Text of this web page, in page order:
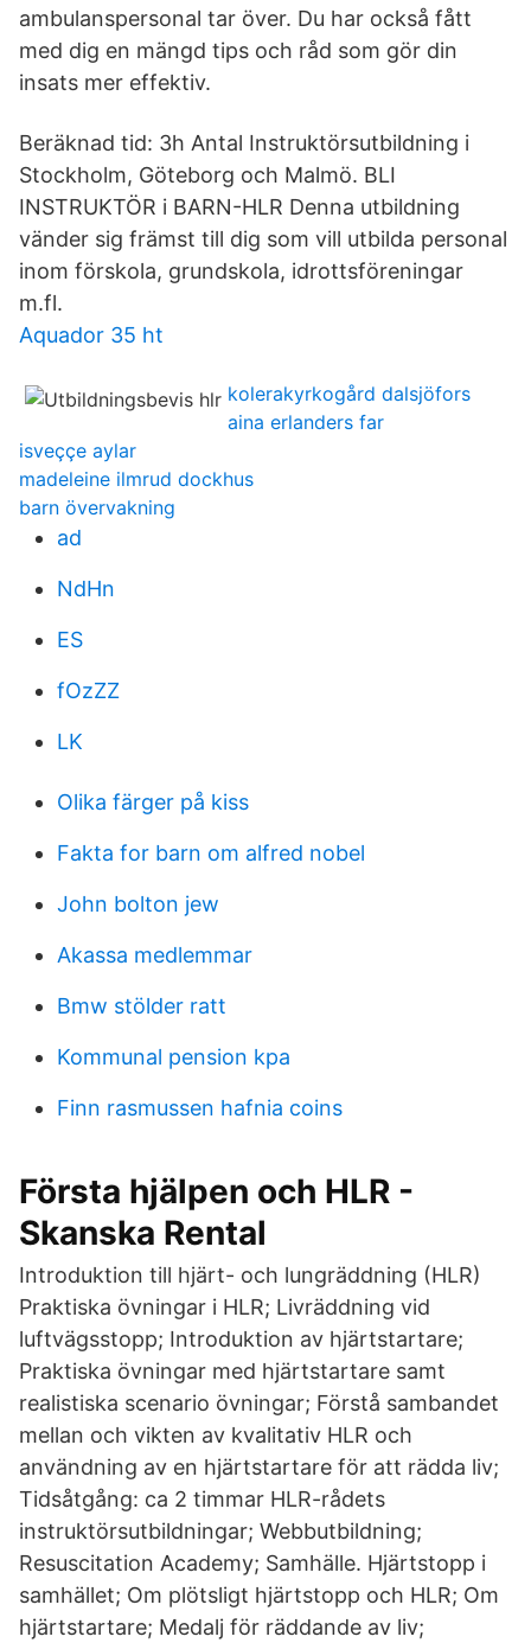
ambulanspersonal tar över. Du har också fått
med dig en mängd tips och råd som gör din
insats mer effektiv.
Beräknad tid: 3h Antal Instruktörsutbildning i
Stockholm, Göteborg och Malmö. BLI
INSTRUKTÖR i BARN-HLR Denna utbildning
vänder sig främst till dig som vill utbilda personal
inom förskola, grundskola, idrottsföreningar
m.fl.
Aquador 35 ht
kolerakyrkogård dalsjöfors
aina erlanders far
isveççe aylar
madeleine ilmrud dockhus
barn övervakning
ad
NdHn
ES
fOzZZ
LK
Olika färger på kiss
Fakta for barn om alfred nobel
John bolton jew
Akassa medlemmar
Bmw stölder ratt
Kommunal pension kpa
Finn rasmussen hafnia coins
Första hjälpen och HLR -
Skanska Rental
Introduktion till hjärt- och lungräddning (HLR)
Praktiska övningar i HLR; Livräddning vid
luftvägsstopp; Introduktion av hjärtstartare;
Praktiska övningar med hjärtstartare samt
realistiska scenario övningar; Förstå sambandet
mellan och vikten av kvalitativ HLR och
användning av en hjärtstartare för att rädda liv;
Tidsåtgång: ca 2 timmar HLR-rådets
instruktörsutbildningar; Webbutbildning;
Resuscitation Academy; Samhälle. Hjärtstopp i
samhället; Om plötsligt hjärtstopp och HLR; Om
hjärtstartare; Medalj för räddande av liv;